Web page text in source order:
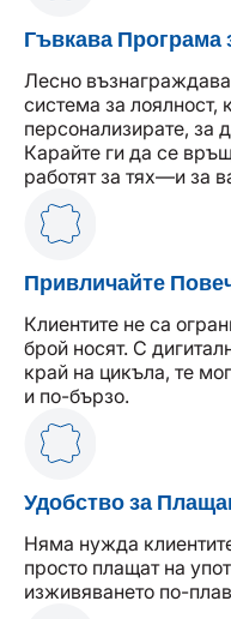
Гъвкава Програма
Лесно
система за лоялност,
персонализирате, за
Карайте ги да се
работят за тях—и за
Привличайте
Клиентите не са
брой носят. С
край на цикъла, те
и по-бързо.
Удобство за
Няма нужда
просто плащат на
изживяването по-